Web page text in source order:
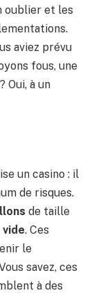
oublier et les
aviez prévu
fous, une
Oui, à un
un casino : il
de risques.
de taille
. Ces
le
savez, ces
à des